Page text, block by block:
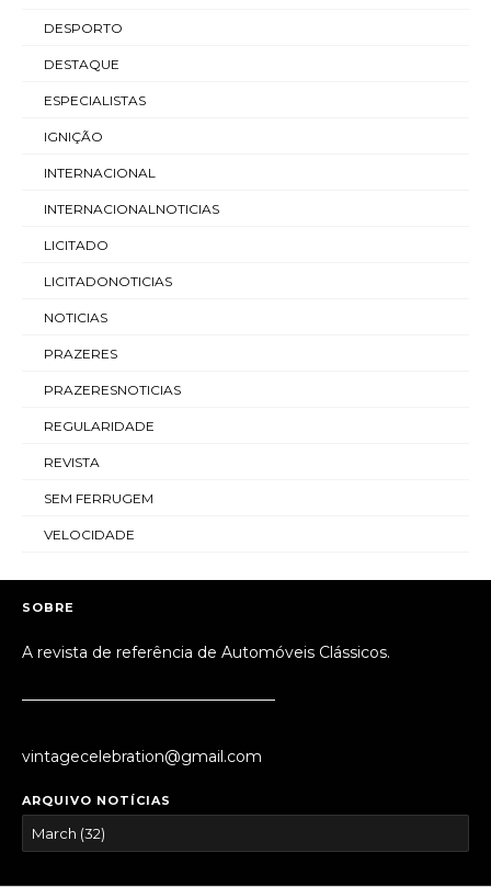
DESPORTO
DESTAQUE
ESPECIALISTAS
IGNIÇÃO
INTERNACIONAL
INTERNACIONALNOTICIAS
LICITADO
LICITADONOTICIAS
NOTICIAS
PRAZERES
PRAZERESNOTICIAS
REGULARIDADE
REVISTA
SEM FERRUGEM
VELOCIDADE
SOBRE
A revista de referência de Automóveis Clássicos.
vintagecelebration@gmail.com
ARQUIVO NOTÍCIAS